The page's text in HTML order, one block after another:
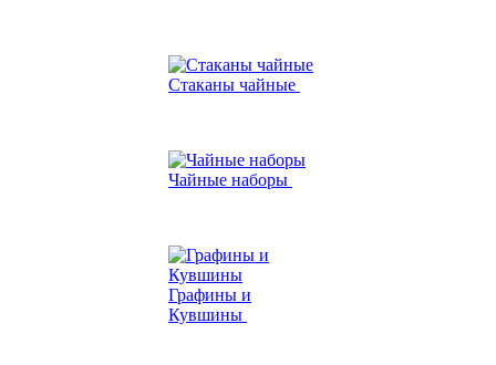
Стаканы чайные
Чайные наборы
Графины и
Кувшины